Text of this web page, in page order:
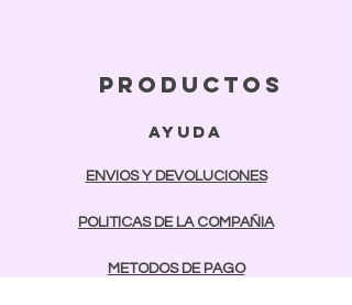
productos
ayuda
ENVIOS Y DEVOLUCIONES
POLITICAS DE LA COMPAÑIA
METODOS DE PAGO